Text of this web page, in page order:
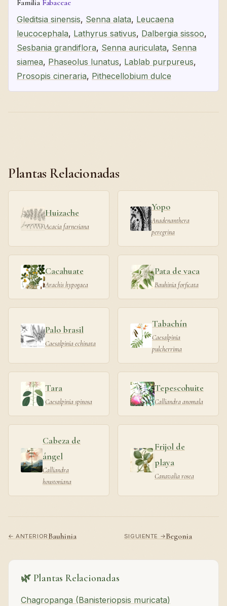
Familia Fabaceae
Gleditsia sinensis, Senna alata, Leucaena
leucocephala, Lathyrus sativus, Dalbergia sissoo,
Sesbania grandiflora, Senna auriculata, Senna
siamea, Phaseolus lunatus, Lablab purpureus,
Prosopis cineraria, Pithecellobium dulce
Plantas Relacionadas
Huizache
Acacia farnesiana
Yopo
Anadenanthera
peregrina
Cacahuate
Arachis hypogaea
Pata de vaca
Bauhinia forficata
Palo brasil
Caesalpinia echinata
Tabachín
Caesalpinia
pulcherrima
Tara
Caesalpinia spinosa
Tepescohuite
Calliandra anomala
Cabeza de
ángel
Calliandra
houstoniana
Frijol de
playa
Canavalia rosea
← ANTERIORBauhinia SIGUIENTE →Begonia
🌿 Plantas Relacionadas
Chagropanga (Banisteriopsis muricata)